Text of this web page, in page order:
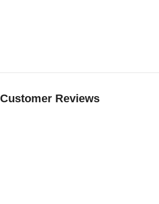
Customer Reviews